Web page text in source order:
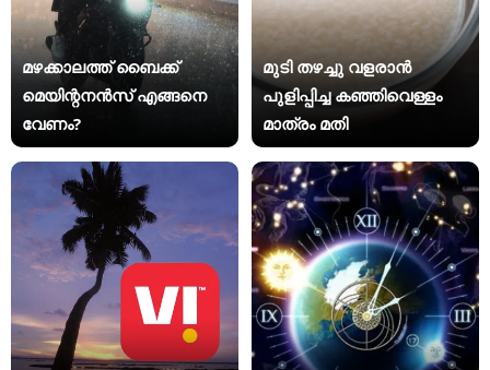
മഴക്കാലത്ത് ബൈക്ക്
മെയിന്റനൻസ് എങ്ങനെ
വേണം?
മുടി തഴച്ചു വളരാൻ
പുളിപ്പിച്ച കഞ്ഞിവെള്ളം
മാത്രം മതി